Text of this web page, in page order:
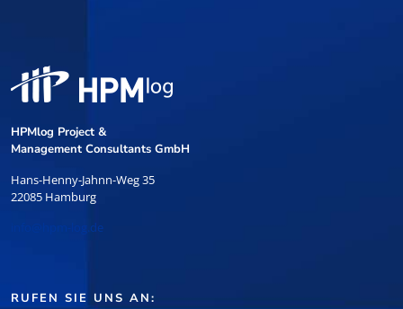
HPMlog Project &
Management Consultants GmbH
Hans-Henny-Jahnn-Weg 35
22085 Hamburg
info@hpm-log.de
RUFEN SIE UNS AN: